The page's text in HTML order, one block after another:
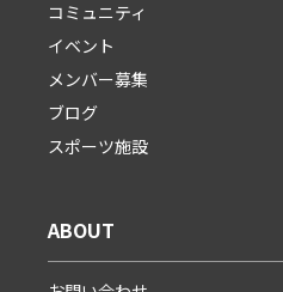
コミュニティ
イベント
メンバー募集
ブログ
スポーツ施設
ABOUT